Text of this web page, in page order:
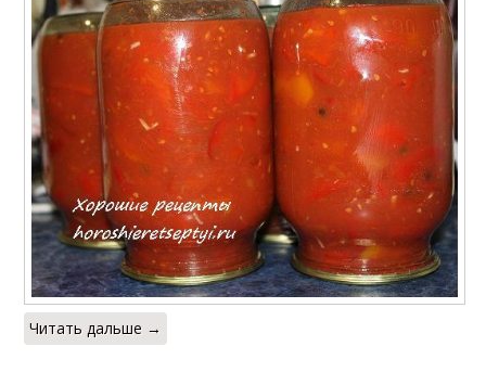
Читать дальше →